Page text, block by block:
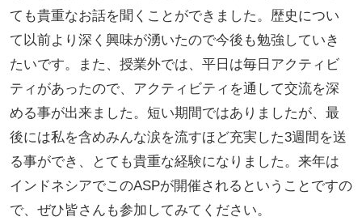
ても貴重なお話を聞くことができました。歴史につい
て以前より深く興味が湧いたので今後も勉強していき
たいです。また、授業外では、平日は毎日アクティビ
ティがあったので、アクティビティを通して交流を深
める事が出来ました。短い期間ではありましたが、最
後には私を含めみんな涙を流すほど充実した3週間を送
る事ができ、とても貴重な経験になりました。来年は
インドネシアでこのASPが開催されるということですの
で、ぜひ皆さんも参加してみてください。